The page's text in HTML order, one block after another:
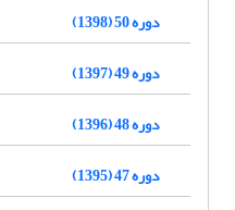
دوره 50 (1398)
دوره 49 (1397)
دوره 48 (1396)
دوره 47 (1395)